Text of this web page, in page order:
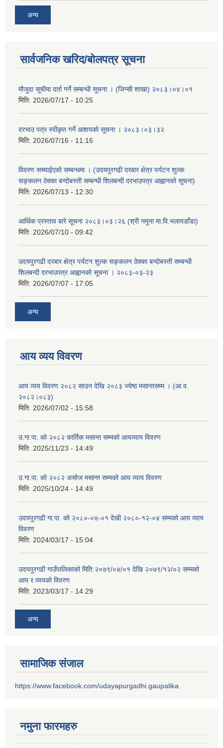
अन्य
सार्वजनिक खरिद/बोलपत्र सूचना
मौजुदा सूचीमा दर्ता गर्ने सम्बन्धी सूचना । (जिन्सी शाखा) २०८३।०४।०१
मिति: 2026/07/17 - 10:25
दरभाउ पत्र स्वीकृत गर्ने आशयको सूचना । २०८३।०३।३२
मिति: 2026/07/16 - 11:16
विवरण सच्याईएको सम्बन्धमा । (उदयपुरगढी दरबार क्षेत्र पर्यटन शुल्क
सङ्कलन ठेक्का बन्दोबस्ती सम्बन्धी शिलबन्दी दरभाउपत्र आह्वानको सूचना)
मिति: 2026/07/13 - 12:30
आर्थिक प्रस्ताव बारे सूचना २०८३।०३।२६ (श्री नमुना मा.वि.भलायडाँडा)
मिति: 2026/07/10 - 09:42
उदयपुरगढी दरबार क्षेत्र पर्यटन शुल्क सङ्कलन ठेक्का बन्दोबस्ती सम्बन्धी
शिलबन्दी दरभाउपत्र आह्वानको सूचना । २०८३-०३-२३
मिति: 2026/07/07 - 17:05
अन्य
आय व्यय विवरण
आय व्यय विवरण २०८२ साउन देखि २०८३ ज्येष्ठ मसान्तसम्म । (आ.व.
२०८२।०८३)
मिति: 2026/07/02 - 15:58
उ.गा.पा. को २०८२ कार्तिक मसान्त सम्मको आयव्याय विवरण
मिति: 2025/11/23 - 14:49
उ.गा.पा. को २०८२ असोज मसान्त सम्मको आय व्याय विवरण
मिति: 2025/10/24 - 14:49
उदयपुरगढी गा.पा. को २०८०-०४-०१ देखी २०८०-१२-०४ सम्मको आय व्याय
विवरण
मिति: 2024/03/17 - 15:04
उदयपुरगढी गाउँपालिकाको मिति २०७९/०४/०१ देखि २०७९/१२/०२ सम्मको
आय र व्ययको विवरण
मिति: 2023/03/17 - 14:29
अन्य
सामाजिक संजाल
https://www.facebook.com/udayapurgadhi.gaupalika
नमुना फारमहरु